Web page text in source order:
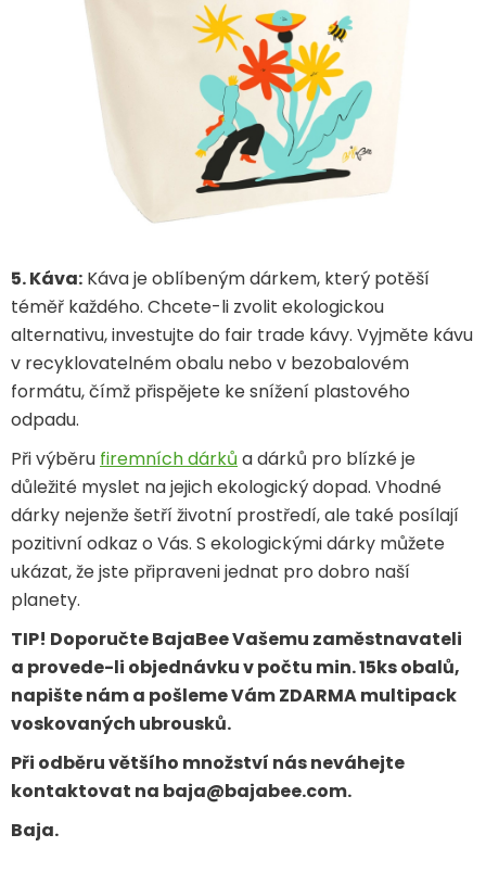
5. Káva: Káva je oblíbeným dárkem, který potěší
téměř každého. Chcete-li zvolit ekologickou
alternativu, investujte do fair trade kávy. Vyjměte kávu
v recyklovatelném obalu nebo v bezobalovém
formátu, čímž přispějete ke snížení plastového
odpadu.
Při výběru firemních dárků a dárků pro blízké je
důležité myslet na jejich ekologický dopad. Vhodné
dárky nejenže šetří životní prostředí, ale také posílají
pozitivní odkaz o Vás. S ekologickými dárky můžete
ukázat, že jste připraveni jednat pro dobro naší
planety.
TIP! Doporučte BajaBee Vašemu zaměstnavateli
a provede-li objednávku v počtu min. 15ks obalů,
napište nám a pošleme Vám ZDARMA multipack
voskovaných ubrousků.
Při odběru většího množství nás neváhejte
kontaktovat na baja@bajabee.com.
Baja.